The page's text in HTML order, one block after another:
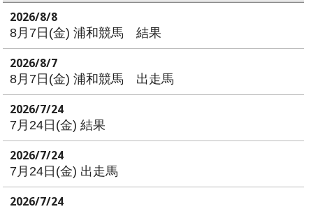
2026/8/8
8月7日(金) 浦和競馬 結果
2026/8/7
8月7日(金) 浦和競馬 出走馬
2026/7/24
7月24日(金) 結果
2026/7/24
7月24日(金) 出走馬
2026/7/24